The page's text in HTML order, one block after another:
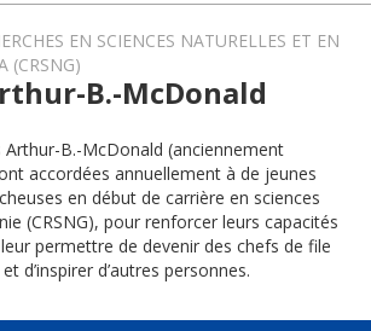
EN SCIENCES NATURELLES ET EN
(CRSNG)
B.-McDonald
Arthur-B.-McDonald (anciennement
accordées annuellement à de jeunes
en début de carrière en sciences
(CRSNG), pour renforcer leurs capacités
permettre de devenir des chefs de file
d’inspirer d’autres personnes.